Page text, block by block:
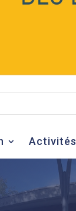
Activités